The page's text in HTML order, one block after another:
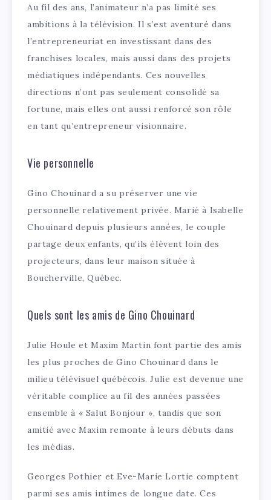
Au fil des ans, l’animateur n’a pas limité ses
ambitions à la télévision. Il s’est aventuré dans
l’entrepreneuriat en investissant dans des
franchises locales, mais aussi dans des projets
médiatiques indépendants. Ces nouvelles
directions n’ont pas seulement consolidé sa
fortune, mais elles ont aussi renforcé son rôle
en tant qu’entrepreneur visionnaire.
Vie personnelle
Gino Chouinard a su préserver une vie
personnelle relativement privée. Marié à Isabelle
Chouinard depuis plusieurs années, le couple
partage deux enfants, qu’ils élèvent loin des
projecteurs, dans leur maison située à
Boucherville, Québec.
Quels sont les amis de Gino Chouinard
Julie Houle et Maxim Martin font partie des amis
les plus proches de Gino Chouinard dans le
milieu télévisuel québécois. Julie est devenue une
véritable complice au fil des années passées
ensemble à « Salut Bonjour », tandis que son
amitié avec Maxim remonte à leurs débuts dans
les médias.
Georges Pothier et Eve-Marie Lortie comptent
parmi ses amis intimes de longue date. Ces